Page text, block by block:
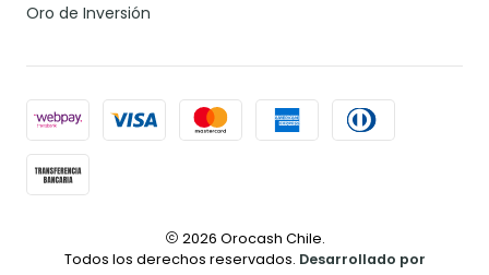
Oro de Inversión
2026 Orocash Chile.
Todos los derechos reservados. Desarrollado por